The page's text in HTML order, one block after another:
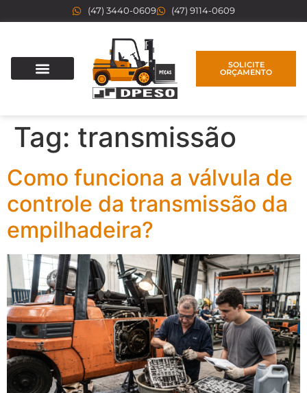
(47) 3440-0609 (47) 9114-0609
SOLICITE
ORÇAMENTO
Tag: transmissão
Como funciona a válvula de
controle da transmissão da
empilhadeira?